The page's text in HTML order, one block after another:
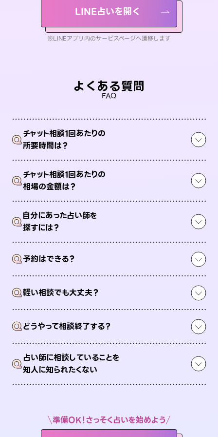
LINE占いを開く
※LINEアプリ内のサービスページへ遷移します
よくある質問
FAQ
Qチャット相談1回あたりの
所要時間は？
Qチャット相談1回あたりの
相場の金額は？
Q自分にあった占い師を
探すには？
Q予約はできる？
Q軽い相談でも大丈夫？
Qどうやって相談終了する？
Q占い師に相談していることを
知人に知られたくない
準備OK！さっそく占いを始めよう